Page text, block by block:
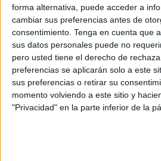
forma alternativa, puede acceder a
cambiar sus preferencias antes de
consentimiento. Tenga en cuenta que
sus datos personales puede no
pero usted tiene el derecho de
preferencias se aplicarán solo a este
sus preferencias o retirar su
momento volviendo a este sitio y
"Privacidad" en la parte inferior de la
La coalición relata que estos
envenenados, provocando una
prolongada”. Pero también
parecidos a pinzas, que tienen un
debilitante, antes de ser arrojados
animales aterrorizados”.